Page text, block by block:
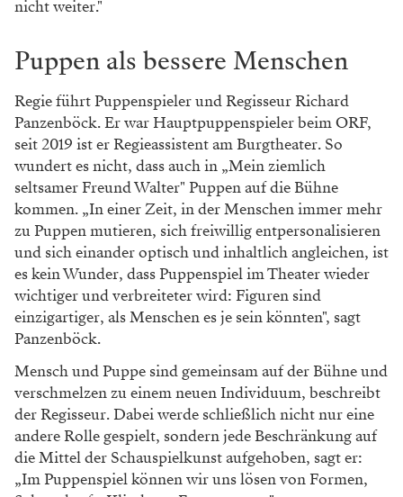
nicht weiter."
Puppen als bessere Menschen
Regie führt Puppenspieler und Regisseur Richard
Panzenböck. Er war Hauptpuppenspieler beim ORF,
seit 2019 ist er Regieassistent am Burgtheater. So
wundert es nicht, dass auch in „Mein ziemlich
seltsamer Freund Walter" Puppen auf die Bühne
kommen. „In einer Zeit, in der Menschen immer mehr
zu Puppen mutieren, sich freiwillig entpersonalisieren
und sich einander optisch und inhaltlich angleichen, ist
es kein Wunder, dass Puppenspiel im Theater wieder
wichtiger und verbreiteter wird: Figuren sind
einzigartiger, als Menschen es je sein könnten", sagt
Panzenböck.
Mensch und Puppe sind gemeinsam auf der Bühne und
verschmelzen zu einem neuen Individuum, beschreibt
der Regisseur. Dabei werde schließlich nicht nur eine
andere Rolle gespielt, sondern jede Beschränkung auf
die Mittel der Schauspielkunst aufgehoben, sagt er:
„Im Puppenspiel können wir uns lösen von Formen,